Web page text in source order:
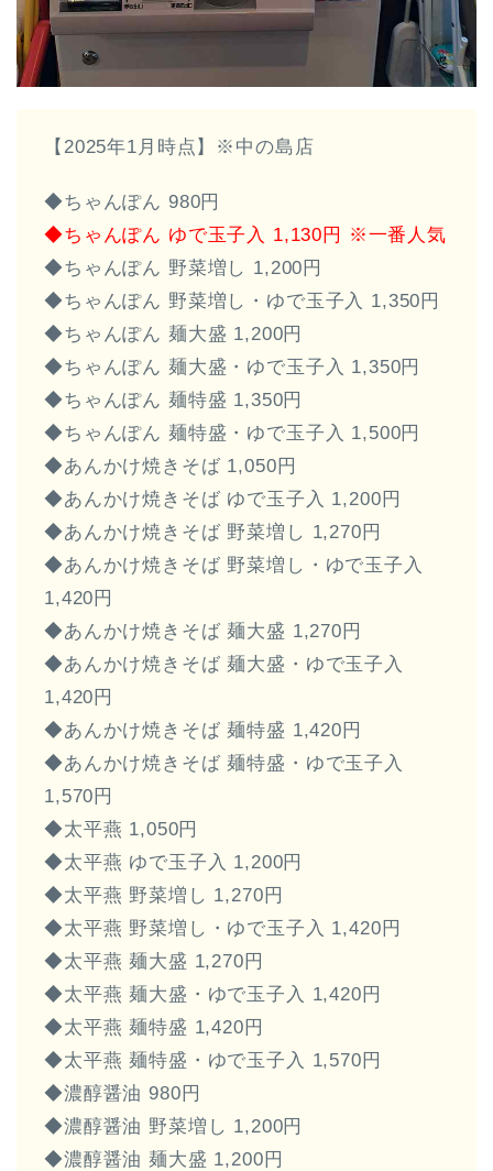
【2025年1月時点】※中の島店
◆ちゃんぽん 980円
◆ちゃんぽん ゆで玉子入 1,130円 ※一番人気
◆ちゃんぽん 野菜増し 1,200円
◆ちゃんぽん 野菜増し・ゆで玉子入 1,350円
◆ちゃんぽん 麺大盛 1,200円
◆ちゃんぽん 麺大盛・ゆで玉子入 1,350円
◆ちゃんぽん 麺特盛 1,350円
◆ちゃんぽん 麺特盛・ゆで玉子入 1,500円
◆あんかけ焼きそば 1,050円
◆あんかけ焼きそば ゆで玉子入 1,200円
◆あんかけ焼きそば 野菜増し 1,270円
◆あんかけ焼きそば 野菜増し・ゆで玉子入
1,420円
◆あんかけ焼きそば 麺大盛 1,270円
◆あんかけ焼きそば 麺大盛・ゆで玉子入
1,420円
◆あんかけ焼きそば 麺特盛 1,420円
◆あんかけ焼きそば 麺特盛・ゆで玉子入
1,570円
◆太平燕 1,050円
◆太平燕 ゆで玉子入 1,200円
◆太平燕 野菜増し 1,270円
◆太平燕 野菜増し・ゆで玉子入 1,420円
◆太平燕 麺大盛 1,270円
◆太平燕 麺大盛・ゆで玉子入 1,420円
◆太平燕 麺特盛 1,420円
◆太平燕 麺特盛・ゆで玉子入 1,570円
◆濃醇醤油 980円
◆濃醇醤油 野菜増し 1,200円
◆濃醇醤油 麺大盛 1,200円